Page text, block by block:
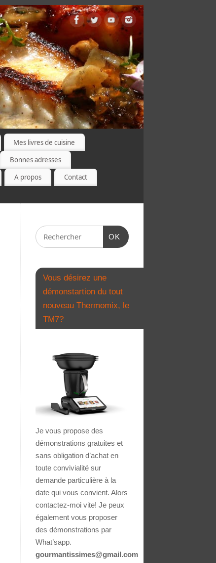
Mes livres de cuisine
Bonnes adresses
A propos
Contact
OK
Vous désirez une
démonstartion du tout
nouveau Thermomix, le
TM7?
Je vous propose des
démonstrations gratuites et
sans obligation d’achat en
toute convivialité sur
demande particulière à la
date qui vous convient. Alors
contactez-moi vite! Je peux
également vous proposer
des démonstrations par
What’sapp.
gourmantissimes@gmail.com